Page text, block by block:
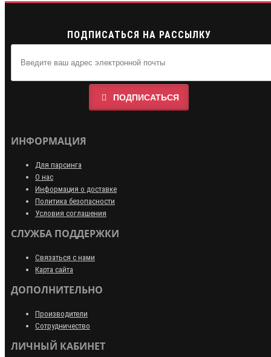
ПОДПИСАТЬСЯ НА РАССЫЛКУ
ПОДПИСАТЬСЯ
ИНФОРМАЦИЯ
Для парсинга
О нас
Информация о доставке
Политика безопасности
Условия соглашения
СЛУЖБА ПОДДЕРЖКИ
Связаться с нами
Карта сайта
ДОПОЛНИТЕЛЬНО
Производители
Сотрудничество
ЛИЧНЫЙ КАБИНЕТ